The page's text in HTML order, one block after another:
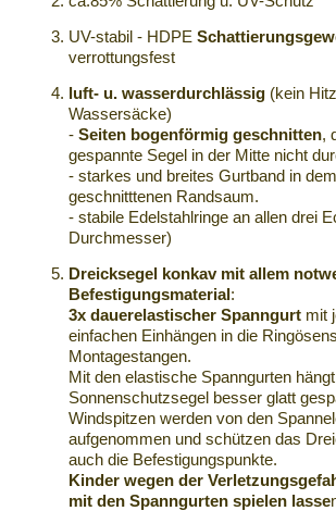
UV-stabil - HDPE
verrottungsfest
luft- u. wasserdurchlässig (kein
Wassersäcke)
- Seiten bogenförmig geschnitten,
gespannte Segel in der Mitte nicht
- starkes und breites Gurtband in
geschnitttenen Randsaum.
- stabile Edelstahlringe an allen drei
Durchmesser)
Dreicksegel konkav mit allem
Befestigungsmaterial:
3x dauerelastischer Spanngurt mit
einfachen Einhängen in die
Montagestangen.
Mit den elastische Spanngurten
Sonnenschutzsegel besser glatt
Windspitzen werden von den
aufgenommen und schützen das
auch die Befestigungspunkte.
Kinder wegen der
mit den Spanngurten spielen lasse